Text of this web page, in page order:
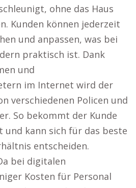
ohne das Haus
Kunden können jederzeit
und anpassen, was bei
praktisch ist. Dank
und
im Internet wird der
verschiedenen Policen und
So bekommt der Kunde
und kann sich für das beste
entscheiden.
bei digitalen
Kosten für Personal